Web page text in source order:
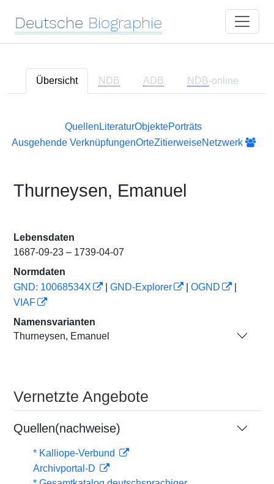
Deutsche Biographie
Übersicht NDB ADB NDB-online
Quellen LiteraturObjektePorträts
Ausgehende VerknüpfungenOrteZitierweiseNetzwerk
Thurneysen, Emanuel
Lebensdaten
1687-09-23 – 1739-04-07
Normdaten
GND: 10068534X
GND-Explorer OGND
VIAF
Namensvarianten
Thurneysen, Emanuel
Vernetzte Angebote
Quellen(nachweise)
* Kalliope-Verbund
Archivportal-D